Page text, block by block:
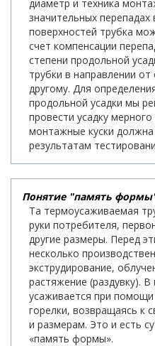
диаметр и техника
значительных
поверхностей трубка
счет компенсации
степени продольной
трубки в направлении
другому. Для
продольной усадки мы
провести усадку
монтажные куски
результатам
Понятие "память
Та термоусаживаемая
руки потребителя,
другие размеры. Перед
несколько
экструдирование,
растяжение (раздувку).
усаживается при
горелки, возвращаясь к
и размерам. Это и есть
«память формы».